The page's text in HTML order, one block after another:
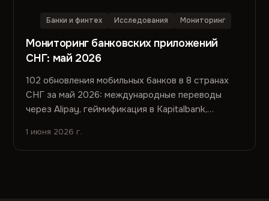
Банки и финтех Исследования Мониторинг
Мониторинг банковских приложений
СНГ: май 2026
102 обновления мобильных банков в 8 странах
СНГ за май 2026: международные переводы
через Alipay, геймификация в Kapitalbank,
CenterCredit и другие ключевые релизы.
1 июня 2026 г.